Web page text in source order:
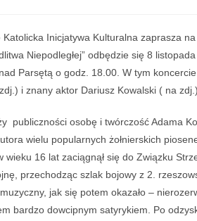
Inicjatywa Kulturalna zaprasza
Niepodległej” odbędzie się 8
Parsętą o godz. 18.00. W tym
i znany aktor Dariusz Kowalski ( na
publiczności osobę i twórczość Adama
wielu popularnych żołnierskich
wieku 16 lat zaciągnął się do Związku
przechodząc szlak bojowy z 2.
jak się potem okazało –
bardzo dowcipnym satyrykiem. Po